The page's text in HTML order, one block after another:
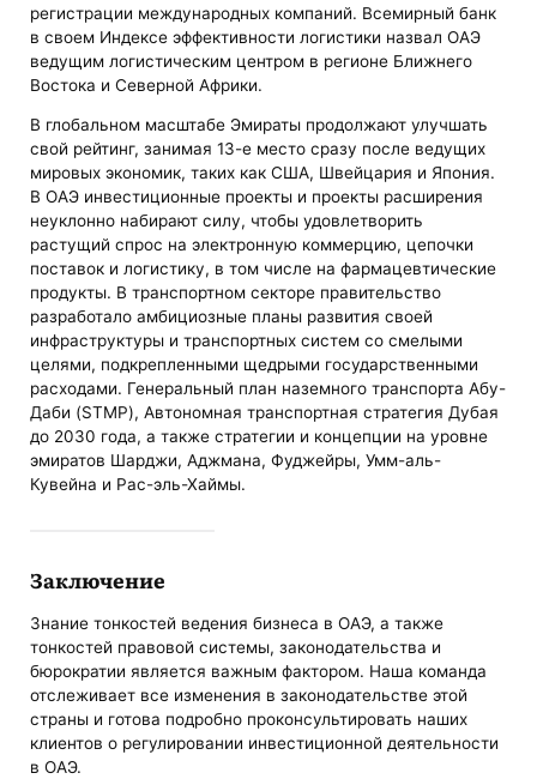
регистрации международных компаний. Всемирный банк
в своем Индексе эффективности логистики назвал ОАЭ
ведущим логистическим центром в регионе Ближнего
Востока и Северной Африки.
В глобальном масштабе Эмираты продолжают улучшать
свой рейтинг, занимая 13-е место сразу после ведущих
мировых экономик, таких как США, Швейцария и Япония.
В ОАЭ инвестиционные проекты и проекты расширения
неуклонно набирают силу, чтобы удовлетворить
растущий спрос на электронную коммерцию, цепочки
поставок и логистику, в том числе на фармацевтические
продукты. В транспортном секторе правительство
разработало амбициозные планы развития своей
инфраструктуры и транспортных систем со смелыми
целями, подкрепленными щедрыми государственными
расходами. Генеральный план наземного транспорта Абу-
Даби (STMP), Автономная транспортная стратегия Дубая
до 2030 года, а также стратегии и концепции на уровне
эмиратов Шарджи, Аджмана, Фуджейры, Умм-аль-
Кувейна и Рас-эль-Хаймы.
Заключение
Знание тонкостей ведения бизнеса в ОАЭ, а также
тонкостей правовой системы, законодательства и
бюрократии является важным фактором. Наша команда
отслеживает все изменения в законодательстве этой
страны и готова подробно проконсультировать наших
клиентов о регулировании инвестиционной деятельности
в ОАЭ.